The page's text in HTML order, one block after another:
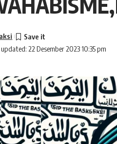
22 Desember 2023 10:35 pm